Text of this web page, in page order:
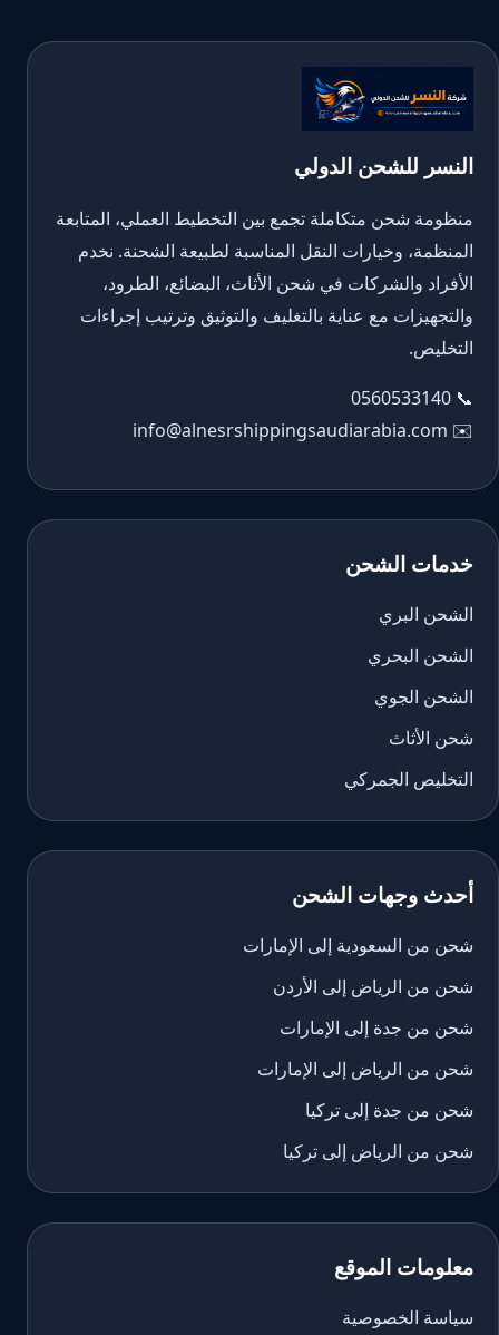
النسر للشحن الدولي
منظومة شحن متكاملة تجمع بين التخطيط العملي، المتابعة
المنظمة، وخيارات النقل المناسبة لطبيعة الشحنة. نخدم
الأفراد والشركات في شحن الأثاث، البضائع، الطرود،
والتجهيزات مع عناية بالتغليف والتوثيق وترتيب إجراءات
التخليص.
📞
0560533140
✉️
info@alnesrshippingsaudiarabia.com
خدمات الشحن
الشحن البري
الشحن البحري
الشحن الجوي
شحن الأثاث
التخليص الجمركي
أحدث وجهات الشحن
شحن من السعودية إلى الإمارات
شحن من الرياض إلى الأردن
شحن من جدة إلى الإمارات
شحن من الرياض إلى الإمارات
شحن من جدة إلى تركيا
شحن من الرياض إلى تركيا
معلومات الموقع
سياسة الخصوصية